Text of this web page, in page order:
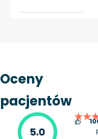
Oceny
pacjentów
5.0